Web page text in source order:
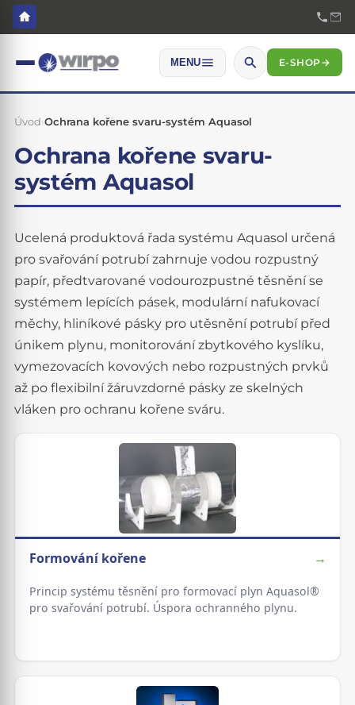
MENU E-SHOP→
Úvod›Ochrana kořene svaru-systém Aquasol
Ochrana kořene svaru-
systém Aquasol
Ucelená produktová řada systému Aquasol určená
pro svařování potrubí zahrnuje vodou rozpustný
papír, předtvarované vodourozpustné těsnění se
systémem lepících pásek, modulární nafukovací
měchy, hliníkové pásky pro utěsnění potrubí před
únikem plynu, monitorování zbytkového kyslíku,
vymezovacích kovových nebo rozpustných prvků
až po flexibilní žáruvzdorné pásky ze skelných
vláken pro ochranu kořene sváru.
Formování kořene →
Princip systému těsnění pro formovací plyn Aquasol®
pro svařování potrubí. Úspora ochranného plynu.